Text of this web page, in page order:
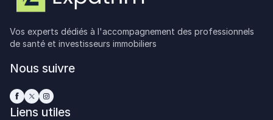
Vos experts dédiés à l'accompagnement des professionnels
de santé et investisseurs immobiliers
Nous suivre
Liens utiles